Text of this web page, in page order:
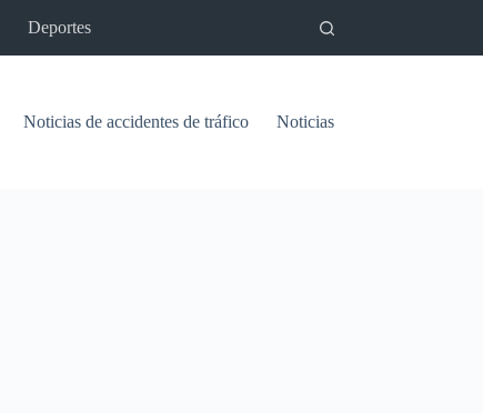
Deportes
Noticias de accidentes de tráfico Noticias del pantano de